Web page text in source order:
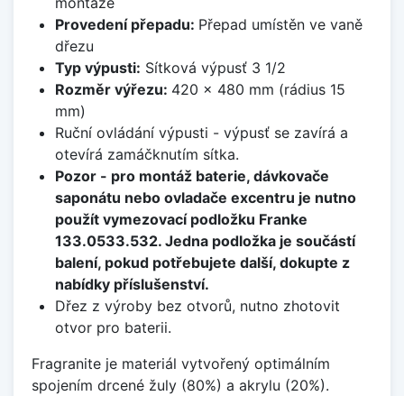
Provedení přepadu: Přepad umístěn ve vaně
dřezu
Typ výpusti: Sítková výpusť 3 1/2
Rozměr výřezu: 420 x 480 mm (rádius 15
mm)
Ruční ovládání výpusti - výpusť se zavírá a
otevírá zamáčknutím sítka.
Pozor - pro montáž baterie, dávkovače
saponátu nebo ovladače excentru je nutno
použít vymezovací podložku Franke
133.0533.532. Jedna podložka je součástí
balení, pokud potřebujete další, dokupte z
nabídky příslušenství.
Dřez z výroby bez otvorů, nutno zhotovit
otvor pro baterii.
Fragranite je materiál vytvořený optimálním
spojením drcené žuly (80%) a akrylu (20%).